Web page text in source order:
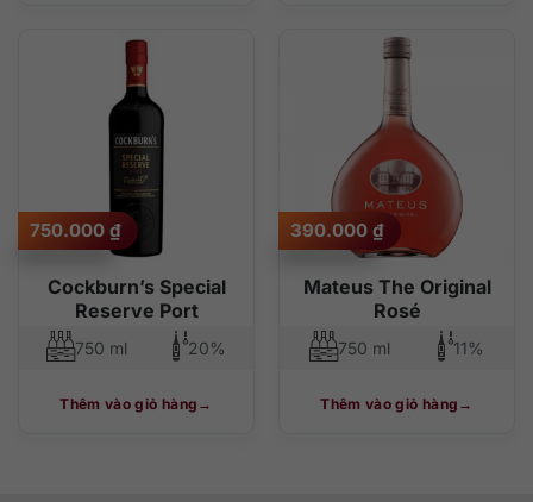
Cockburn’s Special
Reserve Port
750.000 ₫
750 ml 20%
Thêm vào giỏ hàng
Mateus The Original
Rosé
390.000 ₫
750 ml 11%
Thêm vào giỏ hàng